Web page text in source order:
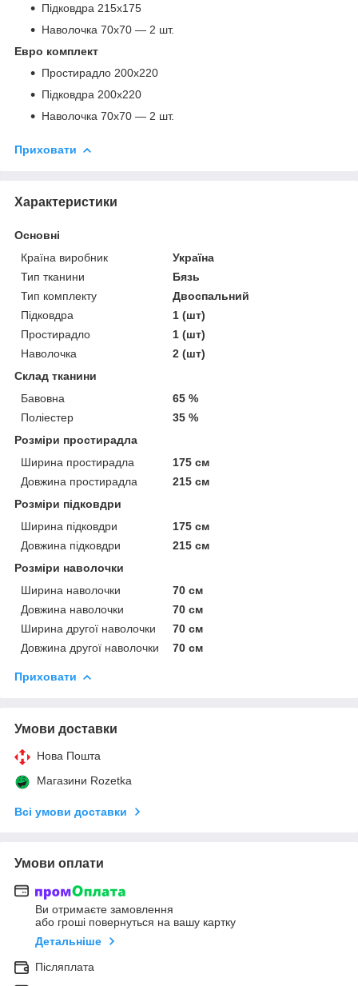
Підковдра 215х175
Наволочка 70х70 — 2 шт.
Евро комплект
Простирадло 200х220
Підковдра 200х220
Наволочка 70х70 — 2 шт.
Приховати
Характеристики
Основні
Країна виробник
Україна
Тип тканини
Бязь
Тип комплекту
Двоспальний
Підковдра
1 (шт)
Простирадло
1 (шт)
Наволочка
2 (шт)
Склад тканини
Бавовна
65 %
Поліестер
35 %
Розміри простирадла
Ширина простирадла
175 см
Довжина простирадла
215 см
Розміри підковдри
Ширина підковдри
175 см
Довжина підковдри
215 см
Розміри наволочки
Ширина наволочки
70 см
Довжина наволочки
70 см
Ширина другої наволочки
70 см
Довжина другої наволочки
70 см
Приховати
Умови доставки
Нова Пошта
Магазини Rozetka
Всі умови доставки
Умови оплати
Ви отримаєте замовлення
або гроші повернуться на вашу картку
Детальніше
Післяплата